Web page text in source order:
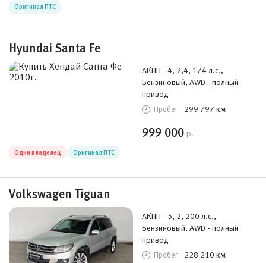
Оригинал ПТС
Hyundai Santa Fe
АКПП - 4, 2,4, 174 л.с.,
Бензиновый, AWD - полный
привод
Пробег: 299 797 км
999 000 р.
Один владелец Оригинал ПТС
Volkswagen Tiguan
АКПП - 5, 2, 200 л.с.,
Бензиновый, AWD - полный
привод
Пробег: 228 210 км